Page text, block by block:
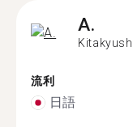
A.
流利
日語